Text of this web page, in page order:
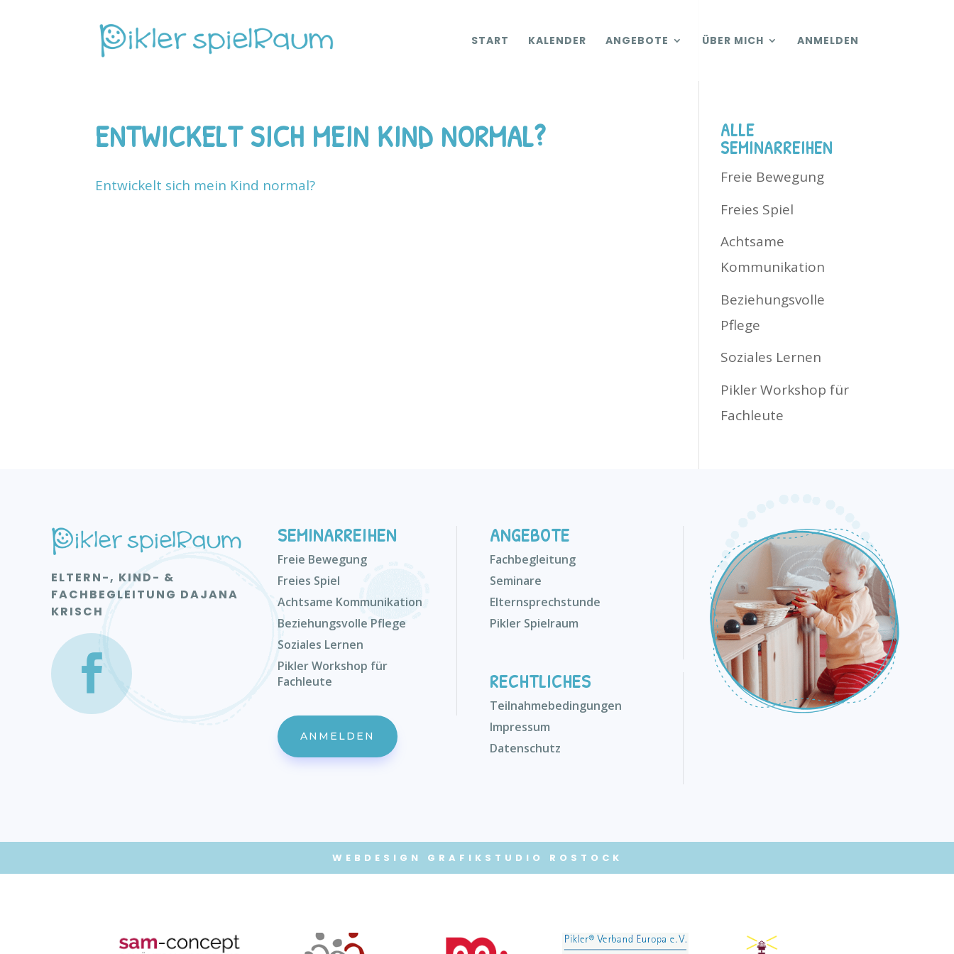
START KALENDER ANGEBOTE ÜBER MICH ANMELDEN
ENTWICKELT SICH MEIN KIND NORMAL?
Entwickelt sich mein Kind normal?
ALLE
SEMINARREIHEN
Freie Bewegung
Freies Spiel
Achtsame
Kommunikation
Beziehungsvolle
Pflege
Soziales Lernen
Pikler Workshop für
Fachleute
ELTERN-, KIND- &
FACHBEGLEITUNG DAJANA
KRISCH
SEMINARREIHEN
Freie Bewegung
Freies Spiel
Achtsame Kommunikation
Beziehungsvolle Pflege
Soziales Lernen
Pikler Workshop für
Fachleute
ANMELDEN
ANGEBOTE
Fachbegleitung
Seminare
Elternsprechstunde
Pikler Spielraum
RECHTLICHES
Teilnahmebedingungen
Impressum
Datenschutz
WEBDESIGN GRAFIKSTUDIO ROSTOCK